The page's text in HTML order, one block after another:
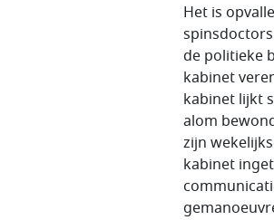
Het is
de politieke
kabinet
kabinet lijkt
alom
zijn
kabinet